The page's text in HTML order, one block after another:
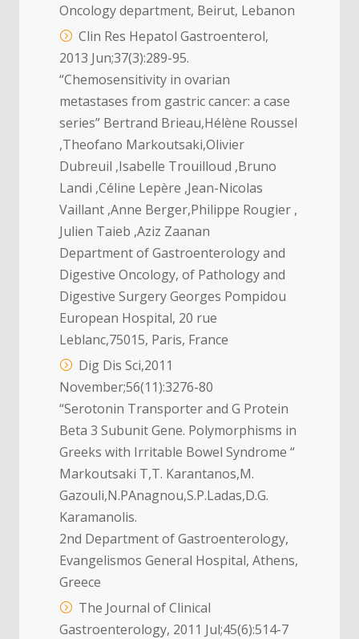
Oncology department, Beirut, Lebanon
Clin Res Hepatol Gastroenterol,
2013 Jun;37(3):289-95.
“Chemosensitivity in ovarian
metastases from gastric cancer: a case
series” Bertrand Brieau,Hélène Roussel
,Theofano Markoutsaki,Olivier
Dubreuil ,Isabelle Trouilloud ,Bruno
Landi ,Céline Lepère ,Jean-Nicolas
Vaillant ,Anne Berger,Philippe Rougier ,
Julien Taieb ,Aziz Zaanan
Department of Gastroenterology and
Digestive Oncology, of Pathology and
Digestive Surgery Georges Pompidou
European Hospital, 20 rue
Leblanc,75015, Paris, France
Dig Dis Sci,2011
November;56(11):3276-80
“Serotonin Transporter and G Protein
Beta 3 Subunit Gene. Polymorphisms in
Greeks with Irritable Bowel Syndrome “
Markoutsaki T,T. Karantanos,M.
Gazouli,Ν.PAnagnou,S.P.Ladas,D.G.
Karamanolis.
2nd Department of Gastroenterology,
Evangelismos General Hospital, Athens,
Greece
The Journal of Clinical
Gastroenterology, 2011 Jul;45(6):514-7